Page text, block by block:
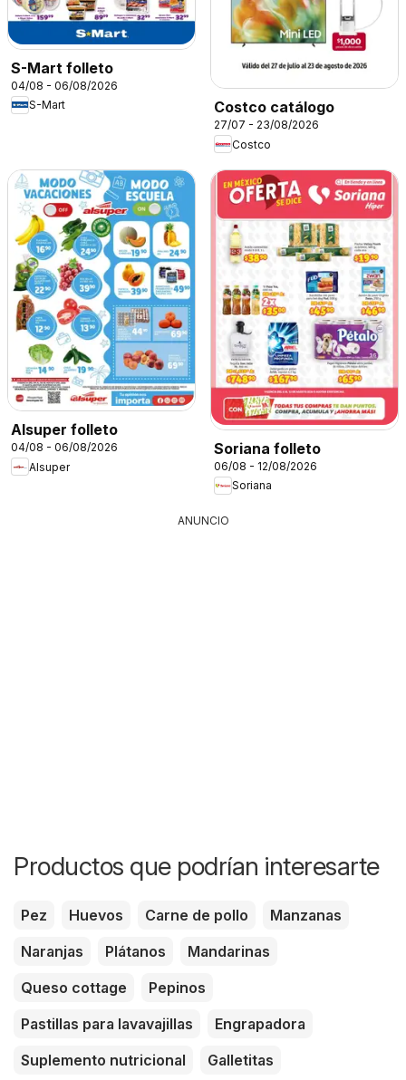
S-Mart folleto
04/08 - 06/08/2026
S-Mart
Costco catálogo
27/07 - 23/08/2026
Costco
Alsuper folleto
04/08 - 06/08/2026
Alsuper
Soriana folleto
06/08 - 12/08/2026
Soriana
ANUNCIO
Productos que podrían interesarte
Pez Huevos Carne de pollo
Manzanas
Naranjas
Plátanos
Mandarinas
Queso cottage
Pepinos
Pastillas para lavavajillas
Engrapadora
Suplemento nutricional
Galletitas